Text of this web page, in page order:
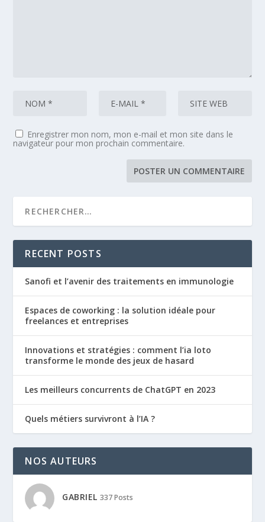
Enregistrer mon nom, mon e-mail et mon site dans le
navigateur pour mon prochain commentaire.
RECENT POSTS
Sanofi et l’avenir des traitements en immunologie
Espaces de coworking : la solution idéale pour
freelances et entreprises
Innovations et stratégies : comment l’ia loto
transforme le monde des jeux de hasard
Les meilleurs concurrents de ChatGPT en 2023
Quels métiers survivront à l’IA ?
NOS AUTEURS
GABRIEL 337 Posts